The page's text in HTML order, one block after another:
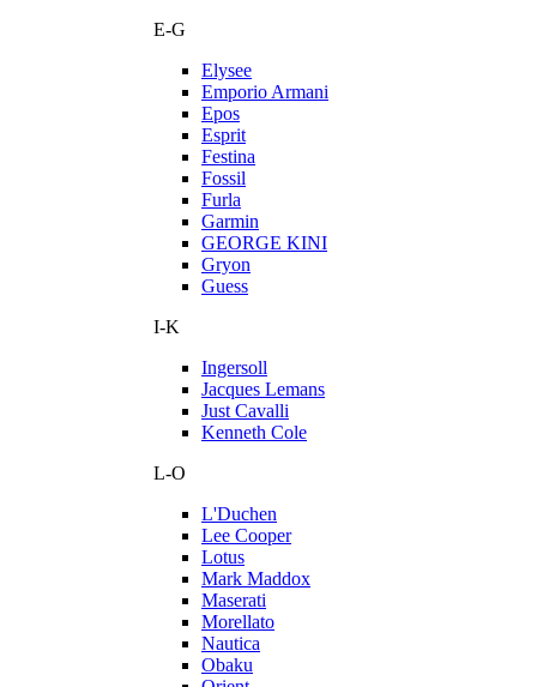
E-G
Elysee
Emporio Armani
Epos
Esprit
Festina
Fossil
Furla
Garmin
GEORGE KINI
Gryon
Guess
I-K
Ingersoll
Jacques Lemans
Just Cavalli
Kenneth Cole
L-O
L'Duchen
Lee Cooper
Lotus
Mark Maddox
Maserati
Morellato
Nautica
Obaku